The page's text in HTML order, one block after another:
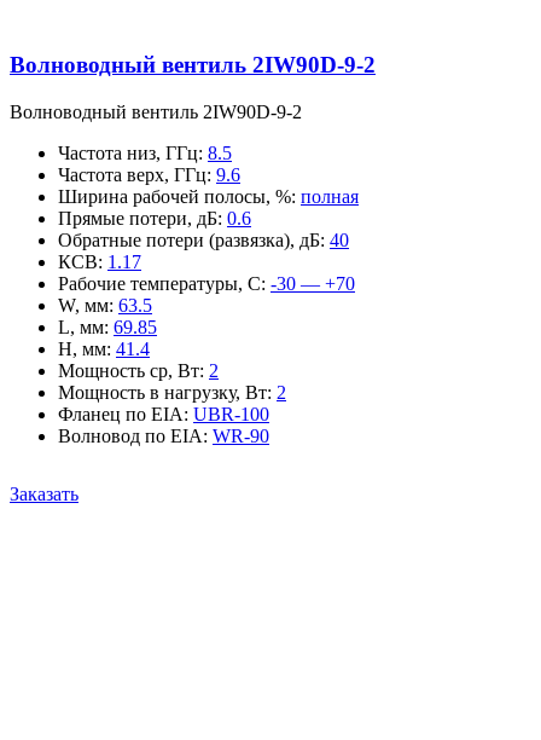
Волноводный вентиль 2IW90D-9-2
Волноводный вентиль 2IW90D-9-2
Частота низ, ГГц: 8.5
Частота верх, ГГц: 9.6
Ширина рабочей полосы, %: полная
Прямые потери, дБ: 0.6
Обратные потери (развязка), дБ: 40
КСВ: 1.17
Рабочие температуры, С: -30 — +70
W, мм: 63.5
L, мм: 69.85
H, мм: 41.4
Мощность ср, Вт: 2
Мощность в нагрузку, Вт: 2
Фланец по EIA: UBR-100
Волновод по EIA: WR-90
Заказать